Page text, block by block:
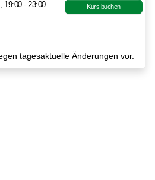
19:00 - 23:00 Kurs buchen
tagesaktuelle Änderungen vor.